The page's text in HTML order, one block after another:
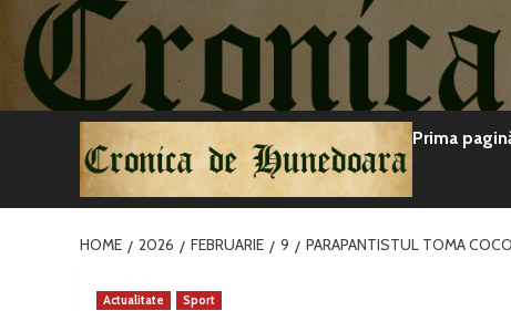
conținut
Prima
HOME 2026 FEBRUARIE 9 PARAPANTISTUL TOMA
Actualitate Sport